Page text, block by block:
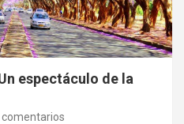
espectáculo de la
comentarios